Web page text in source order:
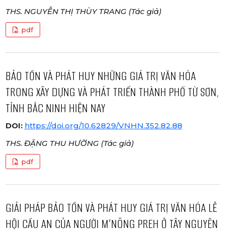
THS. NGUYỄN THỊ THÙY TRANG (Tác giả)
pdf
BẢO TỒN VÀ PHÁT HUY NHỮNG GIÁ TRỊ VĂN HÓA
TRONG XÂY DỰNG VÀ PHÁT TRIỂN THÀNH PHỐ TỪ SƠN,
TỈNH BẮC NINH HIỆN NAY
DOI: https://doi.org/10.62829/VNHN.352.82.88
THS. ĐẶNG THU HƯỜNG (Tác giả)
pdf
GIẢI PHÁP BẢO TỒN VÀ PHÁT HUY GIÁ TRỊ VĂN HÓA LỄ
HỘI CẦU AN CỦA NGƯỜI M’NÔNG PREH Ở TÂY NGUYÊN